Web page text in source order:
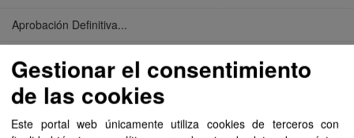
Aprobación Definitiva...
Aprobación Definitiva...
Aprobación Definitiva...
Aprobación Definitiva...
Gestionar el consentimiento
de las cookies
Este portal web únicamente utiliza cookies de terceros con